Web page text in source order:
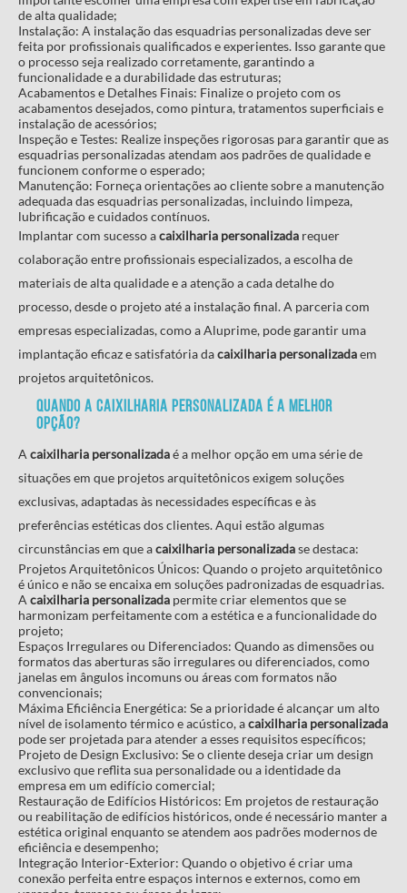
de alta qualidade;
Instalação: A instalação das esquadrias personalizadas deve ser
feita por profissionais qualificados e experientes. Isso garante que
o processo seja realizado corretamente, garantindo a
funcionalidade e a durabilidade das estruturas;
Acabamentos e Detalhes Finais: Finalize o projeto com os
acabamentos desejados, como pintura, tratamentos superficiais e
instalação de acessórios;
Inspeção e Testes: Realize inspeções rigorosas para garantir que as
esquadrias personalizadas atendam aos padrões de qualidade e
funcionem conforme o esperado;
Manutenção: Forneça orientações ao cliente sobre a manutenção
adequada das esquadrias personalizadas, incluindo limpeza,
lubrificação e cuidados contínuos.
Implantar com sucesso acaixilharia personalizada requer
colaboração entre profissionais especializados, a escolha de
materiais de alta qualidade e a atenção a cada detalhe do
processo, desde o projeto até a instalação final. A parceria com
empresas especializadas, como a Aluprime, pode garantir uma
implantação eficaz e satisfatória dacaixilharia personalizadaem
projetos arquitetônicos.
Quando a caixilharia personalizada é a melhor
opção?
A caixilharia personalizadaé a melhor opção em uma série de
situações em que projetos arquitetônicos exigem soluções
exclusivas, adaptadas às necessidades específicas e às
preferências estéticas dos clientes. Aqui estão algumas
circunstâncias em que acaixilharia personalizadase destaca:
Projetos Arquitetônicos Únicos: Quando o projeto arquitetônico
é único e não se encaixa em soluções padronizadas de esquadrias.
A caixilharia personalizada permite criar elementos que se
harmonizam perfeitamente com a estética e a funcionalidade do
projeto;
Espaços Irregulares ou Diferenciados: Quando as dimensões ou
formatos das aberturas são irregulares ou diferenciados, como
janelas em ângulos incomuns ou áreas com formatos não
convencionais;
Máxima Eficiência Energética: Se a prioridade é alcançar um alto
nível de isolamento térmico e acústico, acaixilharia personalizada
pode ser projetada para atender a esses requisitos específicos;
Projeto de Design Exclusivo: Se o cliente deseja criar um design
exclusivo que reflita sua personalidade ou a identidade da
empresa em um edifício comercial;
Restauração de Edifícios Históricos: Em projetos de restauração
ou reabilitação de edifícios históricos, onde é necessário manter a
estética original enquanto se atendem aos padrões modernos de
eficiência e desempenho;
Integração Interior-Exterior: Quando o objetivo é criar uma
conexão perfeita entre espaços internos e externos, como em